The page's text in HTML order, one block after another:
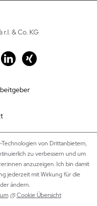
r.l. & Co. KG
von Drittanbietern,
zu verbessern und um
anzuzeigen. Ich bin damit
jederzeit mit Wirkung für die
ändern.
Cookie Übersicht